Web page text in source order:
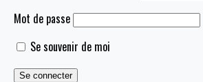
Mot de passe
Se souvenir de moi